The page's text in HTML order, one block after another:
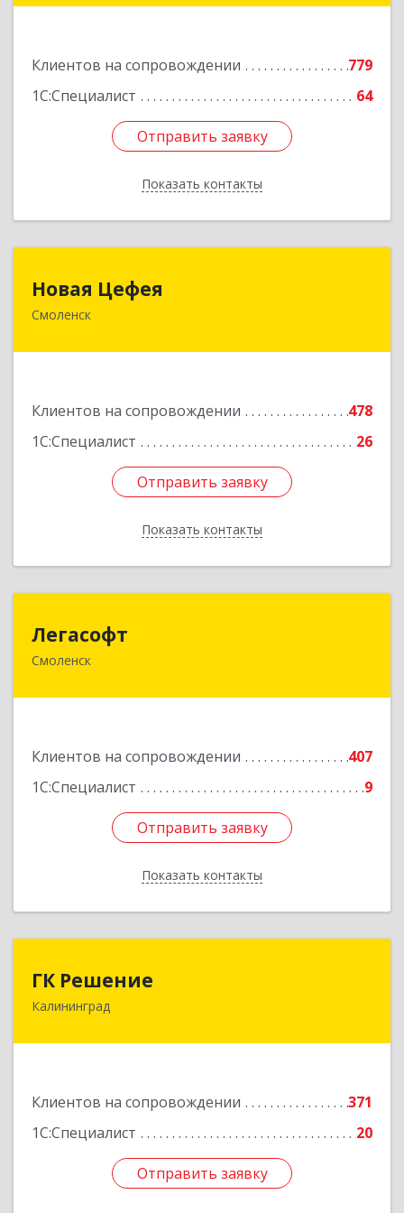
Клиентов на сопровождении
779
1С:Специалист
64
Отправить заявку
Показать контакты
Отправить заявку
Назад
Новая Цефея
Смоленск
Клиентов на сопровождении
478
1С:Специалист
26
Отправить заявку
Показать контакты
214018, Смоленская обл, Смоленск г, Раевского
Отправить заявку
Назад
Легасофт
Смоленск
Клиентов на сопровождении
407
1С:Специалист
9
Отправить заявку
Показать контакты
214018, Смоленская обл, Смоленск г, Ново-
Отправить заявку
Назад
ГК Решение
Калининград
Клиентов на сопровождении
371
1С:Специалист
20
Отправить заявку
236038, Калининградская обл, Калининград г,
Отправить заявку